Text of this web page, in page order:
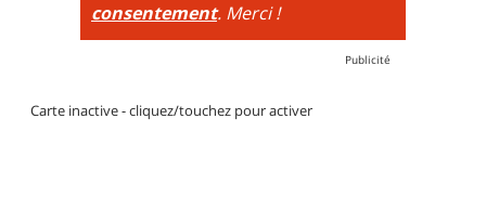
consentement. Merci !